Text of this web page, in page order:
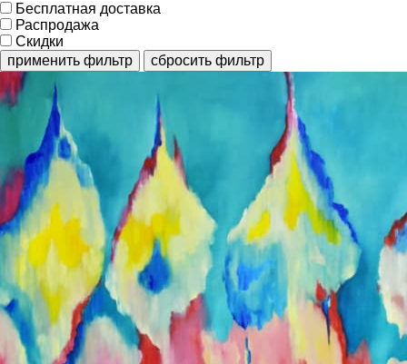
Бесплатная доставка
Распродажа
Скидки
применить фильтр
сбросить фильтр